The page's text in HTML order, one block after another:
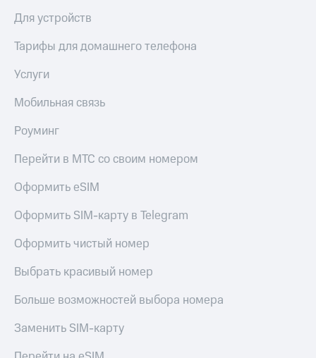
Для устройств
Тарифы для домашнего телефона
Услуги
Мобильная связь
Роуминг
Перейти в МТС со своим номером
Оформить eSIM
Оформить SIM-карту в Telegram
Оформить чистый номер
Выбрать красивый номер
Больше возможностей выбора номера
Заменить SIM-карту